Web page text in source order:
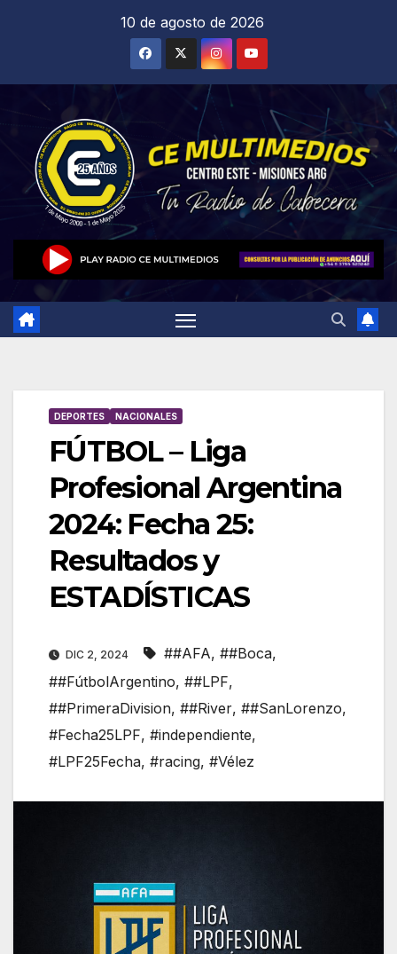
10 de agosto de 2026
DEPORTES NACIONALES
FÚTBOL – Liga
Profesional Argentina
2024: Fecha 25:
Resultados y
ESTADÍSTICAS
DIC 2, 2024 ##AFA, ##Boca,
##FútbolArgentino, ##LPF,
##PrimeraDivision, ##River, ##SanLorenzo,
#Fecha25LPF, #independiente,
#LPF25Fecha, #racing, #Vélez